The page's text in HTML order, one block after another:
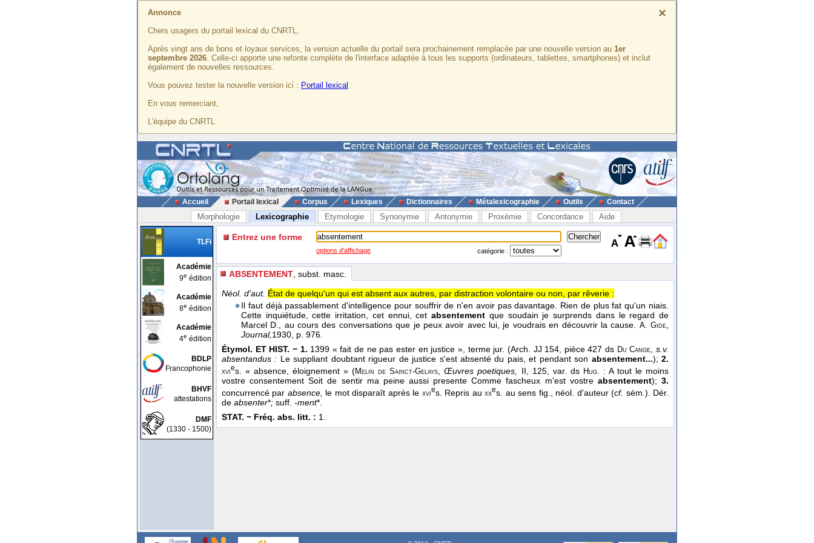
×
Annonce
Chers usagers du portail lexical du CNRTL,
Après vingt ans de bons et loyaux services, la version actuelle du portail sera prochainement remplacée par une nouvelle version au 1er
septembre 2026. Celle-ci apporte une refonte complète de l'interface adaptée à tous les supports (ordinateurs, tablettes, smartphones) et inclut
également de nouvelles ressources.
Vous pouvez tester la nouvelle version ici : Portail lexical
En vous remerciant,
L'équipe du CNRTL
Accueil Portail lexical Corpus Lexiques Dictionnaires Métalexicographie Outils Contact
Morphologie Lexicographie Etymologie Synonymie Antonymie Proxémie Concordance Aide
TLFi
Académie
9e édition
Académie
8e édition
Académie
4e édition
BDLP
Francophonie
BHVF
attestations
DMF
(1330 - 1500)
Entrez une forme
options d'affichage catégorie :
ABSENTEMENT , subst. masc.
Néol. d'aut. État de quelqu'un qui est absent aux autres, par distraction volontaire ou non, par rêverie :
Il faut déjà passablement d'intelligence pour souffrir de n'en avoir pas davantage. Rien de plus fat qu'un niais.
Cette inquiétude, cette irritation, cet ennui, cetabsentement que soudain je surprends dans le regard de
Marcel D., au cours des conversations que je peux avoir avec lui, je voudrais en découvrir la cause. A. Gide,
Journal,1930, p. 976.
Étymol. ET HIST. − 1. 1399 « fait de ne pas ester en justice », terme jur. (Arch. JJ 154, pièce 427 ds Du Cange,s.v.
absentandus : Le suppliant doubtant rigueur de justice s'est absenté du pais, et pendant son absentement...); 2.
xvies. « absence, éloignement » (Melin de Sainct-Gelays ,Œuvres poetiques, II, 125, var. ds Hug. : A tout le moins
vostre consentement Soit de sentir ma peine aussi presente Comme fascheux m'est vostre absentement);3.
concurrencé par absence, le mot disparaît après le xvies. Repris auxxes. au sens fig., néol. d'auteur (cf. sém.). Dér.
de absenter*; suff. -ment*.
STAT. − Fréq. abs. litt. : 1.